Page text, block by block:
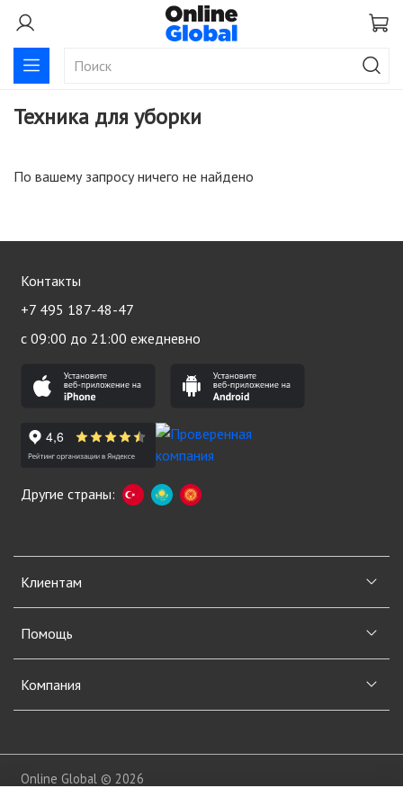
Техника для уборки
По вашему запросу ничего не найдено
Клиентам
Помощь
Компания
Контакты
+7 495 187-48-47
с 09:00 до 21:00 ежедневно
Другие страны:
Online Global © 2026